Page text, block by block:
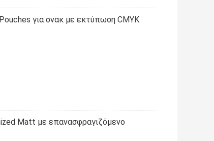
για σνακ με εκτύπωση CMYK
Matt με επανασφραγιζόμενο